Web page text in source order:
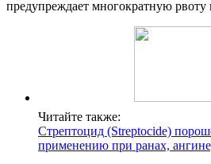
предупреждает многократную рвоту
Читайте также:
Стрептоцид (Streptocide)
применению при ранах,